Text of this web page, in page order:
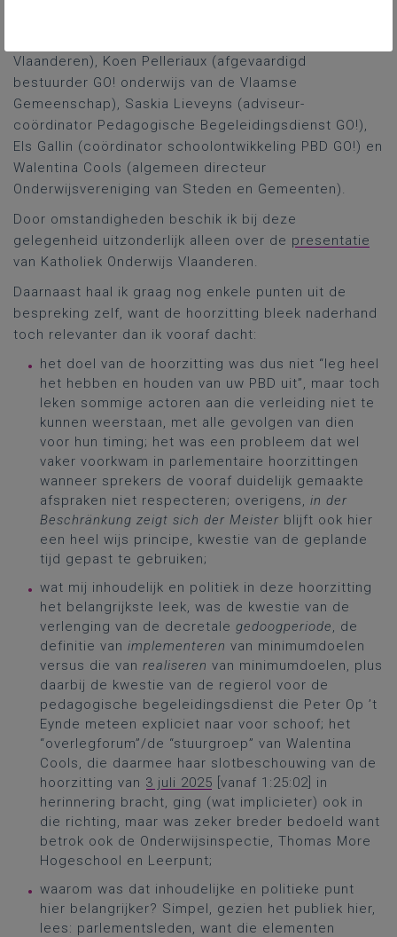
Vlaanderen), Koen Pelleriaux (afgevaardigd
bestuurder GO! onderwijs van de Vlaamse
Gemeenschap), Saskia Lieveyns (adviseur-
coördinator Pedagogische Begeleidingsdienst GO!),
Els Gallin (coördinator schoolontwikkeling PBD GO!) en
Walentina Cools (algemeen directeur
Onderwijsvereniging van Steden en Gemeenten).
Door omstandigheden beschik ik bij deze
gelegenheid uitzonderlijk alleen over de presentatie
van Katholiek Onderwijs Vlaanderen.
Daarnaast haal ik graag nog enkele punten uit de
bespreking zelf, want de hoorzitting bleek naderhand
toch relevanter dan ik vooraf dacht:
het doel van de hoorzitting was dus niet “leg heel
het hebben en houden van uw PBD uit”, maar toch
leken sommige actoren aan die verleiding niet te
kunnen weerstaan, met alle gevolgen van dien
voor hun timing; het was een probleem dat wel
vaker voorkwam in parlementaire hoorzittingen
wanneer sprekers de vooraf duidelijk gemaakte
afspraken niet respecteren; overigens, in der
Beschränkung zeigt sich der Meister blijft ook hier
een heel wijs principe, kwestie van de geplande
tijd gepast te gebruiken;
wat mij inhoudelijk en politiek in deze hoorzitting
het belangrijkste leek, was de kwestie van de
verlenging van de decretale gedoogperiode, de
definitie van implementeren van minimumdoelen
versus die van realiseren van minimumdoelen, plus
daarbij de kwestie van de regierol voor de
pedagogische begeleidingsdienst die Peter Op ’t
Eynde meteen expliciet naar voor schoof; het
“overlegforum”/de “stuurgroep” van Walentina
Cools, die daarmee haar slotbeschouwing van de
hoorzitting van 3 juli 2025 [vanaf 1:25:02] in
herinnering bracht, ging (wat implicieter) ook in
die richting, maar was zeker breder bedoeld want
betrok ook de Onderwijsinspectie, Thomas More
Hogeschool en Leerpunt;
waarom was dat inhoudelijke en politieke punt
hier belangrijker? Simpel, gezien het publiek hier,
lees: parlementsleden, want die elementen